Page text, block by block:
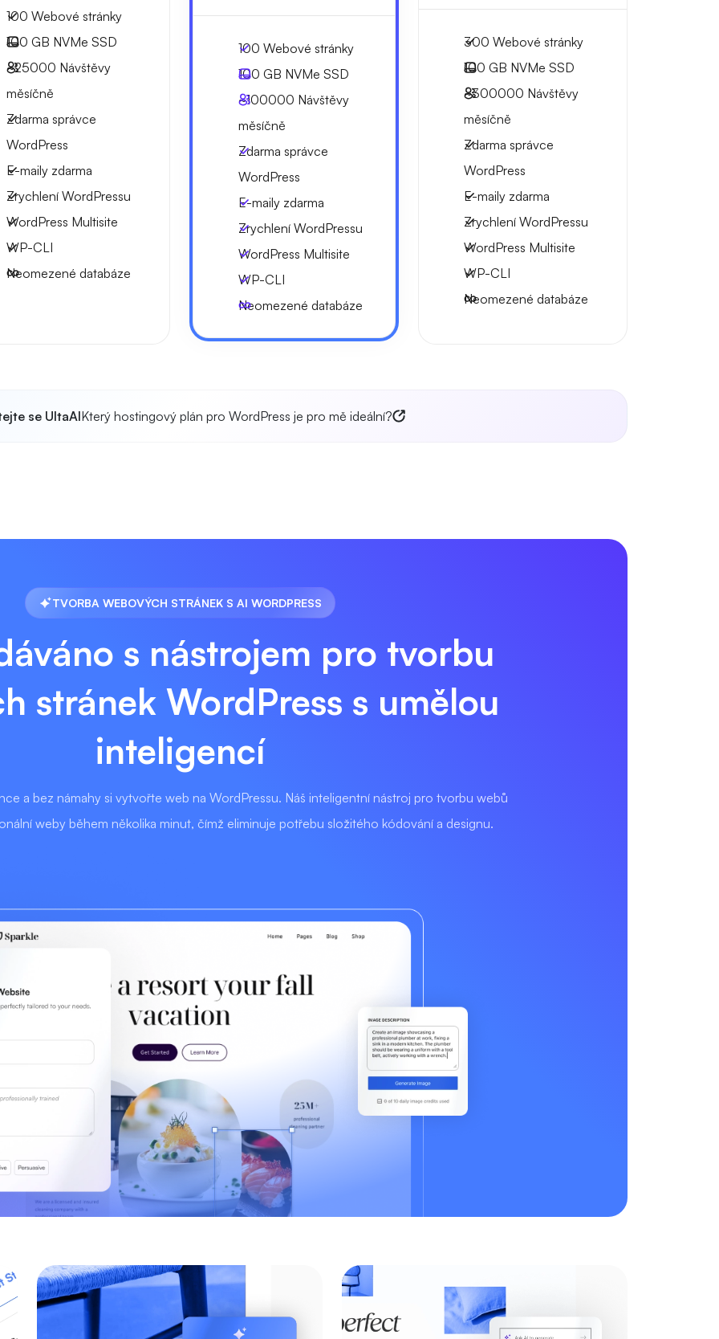
100 Webové stránky
100 GB NVMe SSD
~25000 Návštěvy
měsíčně
Zdarma správce
WordPress
E-maily zdarma
Zrychlení WordPressu
WordPress Multisite
WP-CLI
Neomezené databáze
100 Webové stránky
100 GB NVMe SSD
~100000 Návštěvy
měsíčně
Zdarma správce
WordPress
E-maily zdarma
Zrychlení WordPressu
WordPress Multisite
WP-CLI
Neomezené databáze
300 Webové stránky
100 GB NVMe SSD
~300000 Návštěvy
měsíčně
Zdarma správce
WordPress
E-maily zdarma
Zrychlení WordPressu
WordPress Multisite
WP-CLI
Neomezené databáze
se UltaAIKterý hostingový plán pro WordPress je pro mě ideální?
TVORBA WEBOVÝCH STRÁNEK S AI WORDPRESS
s nástrojem pro tvorbu
stránek WordPress s umělou
inteligencí
a bez námahy si vytvořte web na WordPressu. Náš inteligentní nástroj pro tvorbu webů
weby během několika minut, čímž eliminuje potřebu složitého kódování a designu.